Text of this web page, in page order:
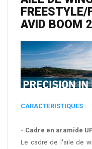
FREESTYLE/
AVID BOOM
CARACTERISTIQUES :
- Cadre en aramide
Le cadre de l'aile de